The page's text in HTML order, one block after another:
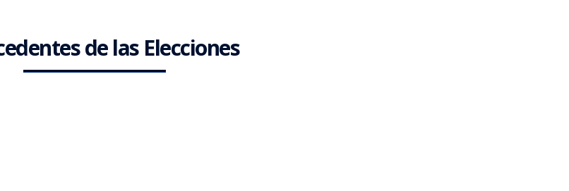
de las Elecciones